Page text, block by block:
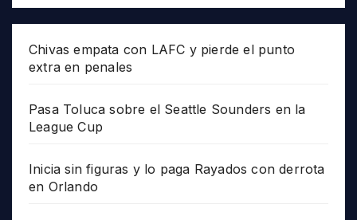
Chivas empata con LAFC y pierde el punto
extra en penales
Pasa Toluca sobre el Seattle Sounders en la
League Cup
Inicia sin figuras y lo paga Rayados con derrota
en Orlando